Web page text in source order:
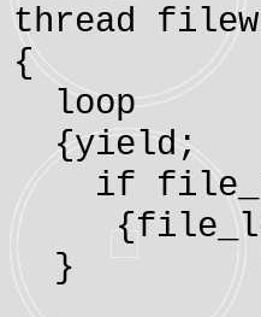
thread
{
loop
{yield;
if
}